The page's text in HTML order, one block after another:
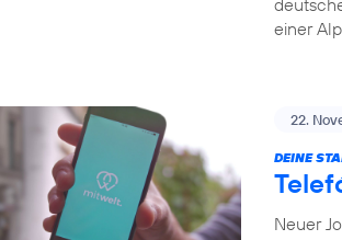
einer
22.
DEINE
Neuer